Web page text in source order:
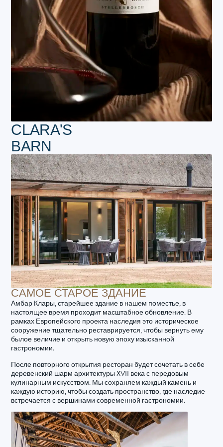
CLARA'S
BARN
САМОЕ СТАРОЕ ЗДАНИЕ
Амбар Клары, старейшее здание в нашем поместье, в
настоящее время проходит масштабное обновление. В
рамках Европейского проекта наследия это историческое
сооружение тщательно реставрируется, чтобы вернуть ему
былое величие и открыть новую эпоху изысканной
гастрономии.
После повторного открытия ресторан будет сочетать в себе
деревенский шарм архитектуры XVII века с передовым
кулинарным искусством. Мы сохраняем каждый камень и
каждую историю, чтобы создать пространство, где наследие
встречается с вершинами современной гастрономии.